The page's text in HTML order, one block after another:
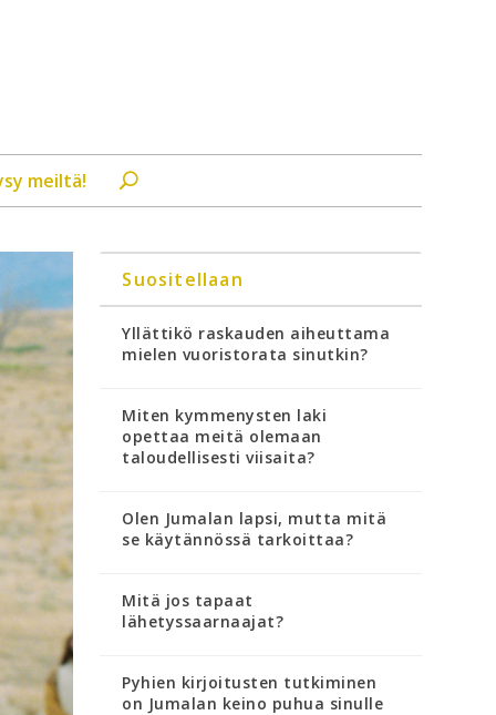
meiltä!
Suositellaan
Yllättikö raskauden aiheuttama
mielen vuoristorata sinutkin?
Miten kymmenysten laki
opettaa meitä olemaan
taloudellisesti viisaita?
Olen Jumalan lapsi, mutta mitä
se käytännössä tarkoittaa?
Mitä jos tapaat
lähetyssaarnaajat?
Pyhien kirjoitusten tutkiminen
on Jumalan keino puhua sinulle